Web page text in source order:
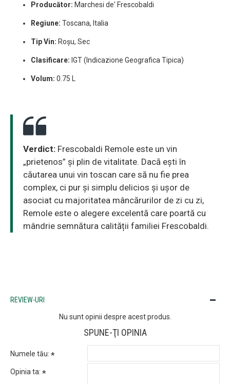
Producător: Marchesi de' Frescobaldi
Regiune: Toscana, Italia
Tip Vin: Roșu, Sec
Clasificare: IGT (Indicazione Geografica Tipica)
Volum: 0.75 L
Verdict: Frescobaldi Remole este un vin
„prietenos” și plin de vitalitate. Dacă ești în
căutarea unui vin toscan care să nu fie prea
complex, ci pur și simplu delicios și ușor de
asociat cu majoritatea mâncărurilor de zi cu zi,
Remole este o alegere excelentă care poartă cu
mândrie semnătura calității familiei Frescobaldi.
REVIEW-URI
Nu sunt opinii despre acest produs.
SPUNE-ŢI OPINIA
Numele tău:
Opinia ta: